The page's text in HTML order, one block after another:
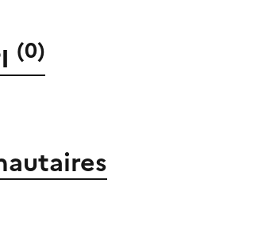
(0)